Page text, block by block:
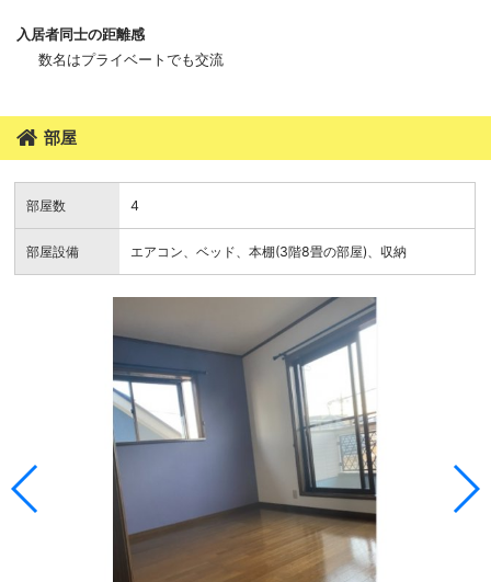
入居者同士の距離感
数名はプライベートでも交流
部屋
部屋数 4
部屋設備 エアコン、ベッド、本棚(3階8畳の部屋)、収納